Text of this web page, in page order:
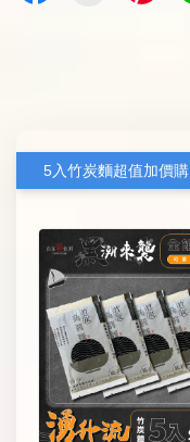
5入竹炭麵超值加價購